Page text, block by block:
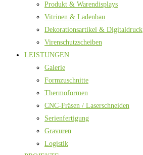
Produkt & Warendisplays
Vitrinen & Ladenbau
Dekorationsartikel & Digitaldruck
Virenschutzscheiben
LEISTUNGEN
Galerie
Formzuschnitte
Thermoformen
CNC-Fräsen / Laserschneiden
Serienfertigung
Gravuren
Logistik